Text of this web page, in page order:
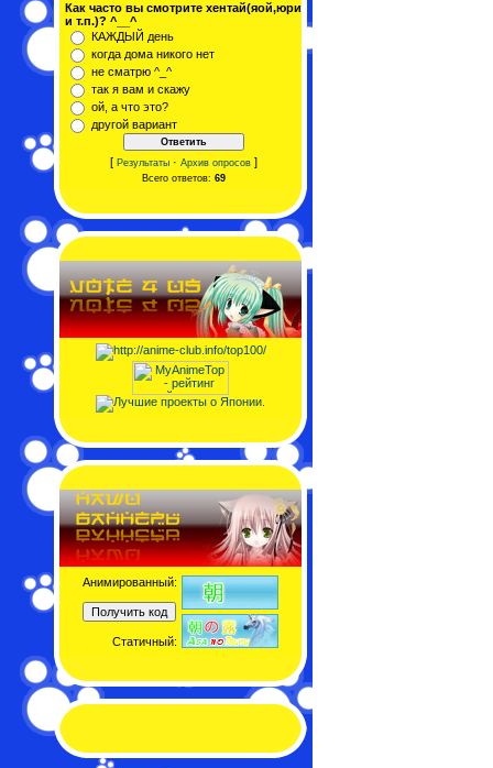
Как часто вы смотрите хентай(яой,юри
и т.п.)? ^__^
КАЖДЫЙ день
когда дома никого нет
не сматрю ^_^
так я вам и скажу
ой, а что это?
другой вариант
[ Результаты· Архив опросов]
Всего ответов: 69
Анимированный:
Статичный: